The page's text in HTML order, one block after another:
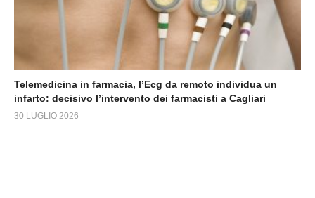
Telemedicina in farmacia, l’Ecg da remoto individua un
infarto: decisivo l’intervento dei farmacisti a Cagliari
30 LUGLIO 2026